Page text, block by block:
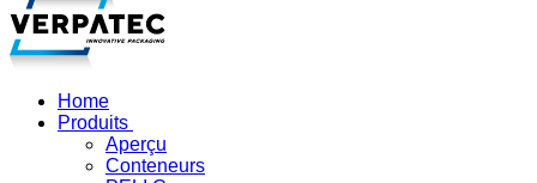
Home
Produits
Aperçu
Conteneurs